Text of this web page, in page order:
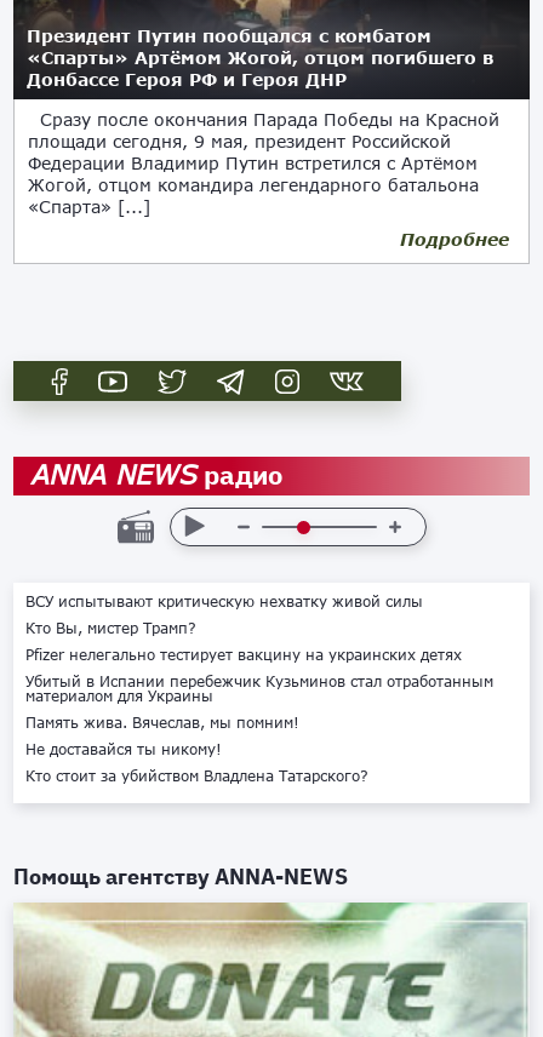
Президент Путин пообщался с комбатом
«Спарты» Артёмом Жогой, отцом погибшего в
Донбассе Героя РФ и Героя ДНР
Сразу после окончания Парада Победы на Красной
площади сегодня, 9 мая, президент Российской
Федерации Владимир Путин встретился с Артёмом
Жогой, отцом командира легендарного батальона
«Спарта» [...]
Подробнее
ANNA NEWSрадио
ВСУ испытывают критическую нехватку живой силы
Кто Вы, мистер Трамп?
Pfizer нелегально тестирует вакцину на украинских детях
Убитый в Испании перебежчик Кузьминов стал отработанным
материалом для Украины
Память жива. Вячеслав, мы помним!
Не доставайся ты никому!
Кто стоит за убийством Владлена Татарского?
Помощь агентствуANNA-NEWS